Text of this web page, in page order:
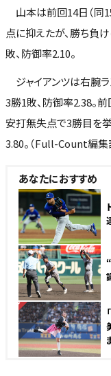
山本は前回14日（同
点に抑えたが、勝ち負
敗、防御率2.10。
ジャイアンツは右腕
3勝1敗、防御率2.38。
安打無失点で3勝目を
3.80。（Full-Count編集
あなたにおすすめ
NEW